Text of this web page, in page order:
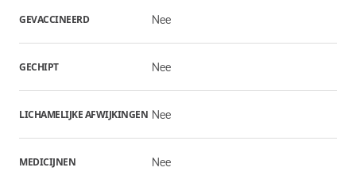
GEVACCINEERD Nee
GECHIPT Nee
LICHAMELIJKE AFWIJKINGEN Nee
MEDICIJNEN Nee